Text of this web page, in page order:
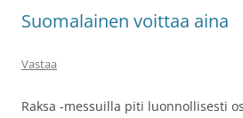
Suomalainen voittaa aina
Vastaa
Raksa -messuilla piti luonnollisesti